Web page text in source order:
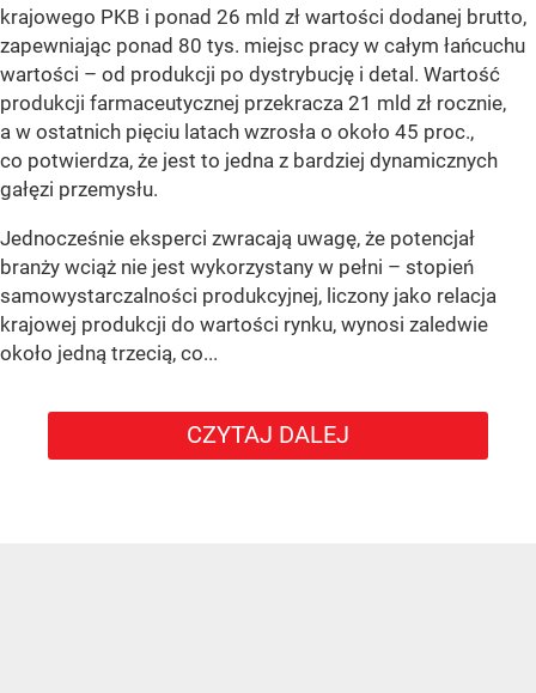
krajowego PKB i ponad 26 mld zł wartości dodanej brutto,
zapewniając ponad 80 tys. miejsc pracy w całym łańcuchu
wartości – od produkcji po dystrybucję i detal. Wartość
produkcji farmaceutycznej przekracza 21 mld zł rocznie,
a w ostatnich pięciu latach wzrosła o około 45 proc.,
co potwierdza, że jest to jedna z bardziej dynamicznych
gałęzi przemysłu.
Jednocześnie eksperci zwracają uwagę, że potencjał
branży wciąż nie jest wykorzystany w pełni – stopień
samowystarczalności produkcyjnej, liczony jako relacja
krajowej produkcji do wartości rynku, wynosi zaledwie
około jedną trzecią, co...
CZYTAJ DALEJ